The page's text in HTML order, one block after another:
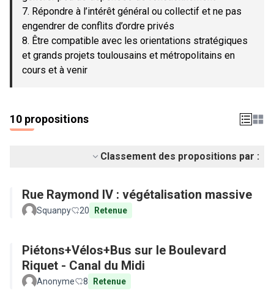
7. Répondre à l’intérêt général ou collectif et ne pas
engendrer de conflits d’ordre privés
8. Être compatible avec les orientations stratégiques
et grands projets toulousains et métropolitains en
cours et à venir
10 propositions
Classement des propositions par :
Rue Raymond IV : végétalisation massive
Squanpy 20 Retenue
Piétons+Vélos+Bus sur le Boulevard
Riquet - Canal du Midi
Anonyme 8 Retenue